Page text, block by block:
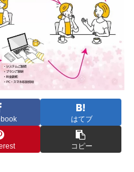
はてブ
コピー